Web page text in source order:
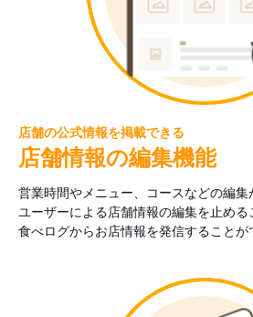
店舗の公式情報を掲載できる
店舗情報の編集機能
営業時間やメニュー、コースなどの編集
ユーザーによる店舗情報の編集を止める
食べログからお店情報を発信することが